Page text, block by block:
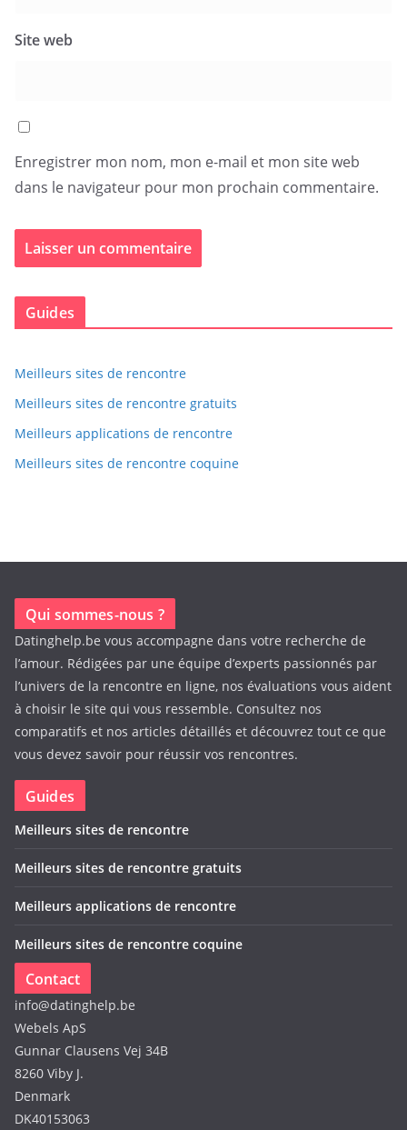
Site web
Enregistrer mon nom, mon e-mail et mon site web
dans le navigateur pour mon prochain commentaire.
Guides
Meilleurs sites de rencontre
Meilleurs sites de rencontre gratuits
Meilleurs applications de rencontre
Meilleurs sites de rencontre coquine
Qui sommes-nous ?
Datinghelp.be vous accompagne dans votre recherche de
l’amour. Rédigées par une équipe d’experts passionnés par
l’univers de la rencontre en ligne, nos évaluations vous aident
à choisir le site qui vous ressemble. Consultez nos
comparatifs et nos articles détaillés et découvrez tout ce que
vous devez savoir pour réussir vos rencontres.
Guides
Meilleurs sites de rencontre
Meilleurs sites de rencontre gratuits
Meilleurs applications de rencontre
Meilleurs sites de rencontre coquine
Contact
info@datinghelp.be
Webels ApS
Gunnar Clausens Vej 34B
8260 Viby J.
Denmark
DK40153063